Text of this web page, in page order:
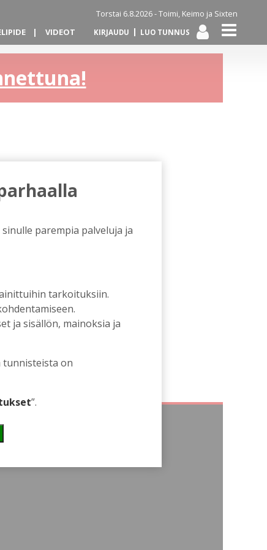
Torstai 6.8.2026 -Toimi, Keimo ja Sixten
VIDEOT KIRJAUDU LUO TUNNUS
parempia palveluja ja
tarkoituksiin.
ja sisällön, mainoksia ja
tunnisteista on
”.